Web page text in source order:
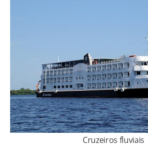
Cruzeiros fluviais